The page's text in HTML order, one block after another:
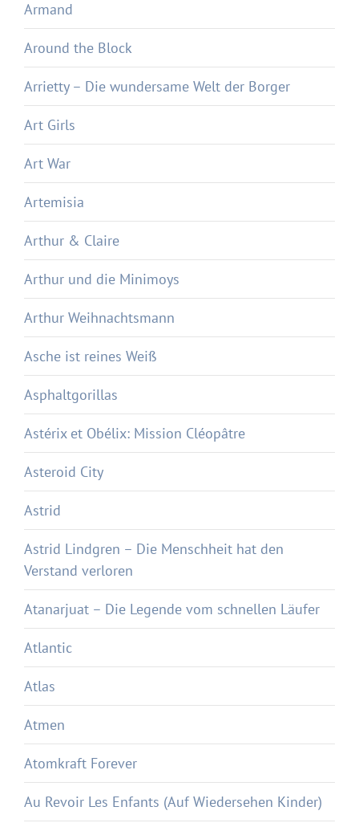
Armand
Around the Block
Arrietty – Die wundersame Welt der Borger
Art Girls
Art War
Artemisia
Arthur & Claire
Arthur und die Minimoys
Arthur Weihnachtsmann
Asche ist reines Weiß
Asphaltgorillas
Astérix et Obélix: Mission Cléopâtre
Asteroid City
Astrid
Astrid Lindgren – Die Menschheit hat den
Verstand verloren
Atanarjuat – Die Legende vom schnellen Läufer
Atlantic
Atlas
Atmen
Atomkraft Forever
Au Revoir Les Enfants (Auf Wiedersehen Kinder)